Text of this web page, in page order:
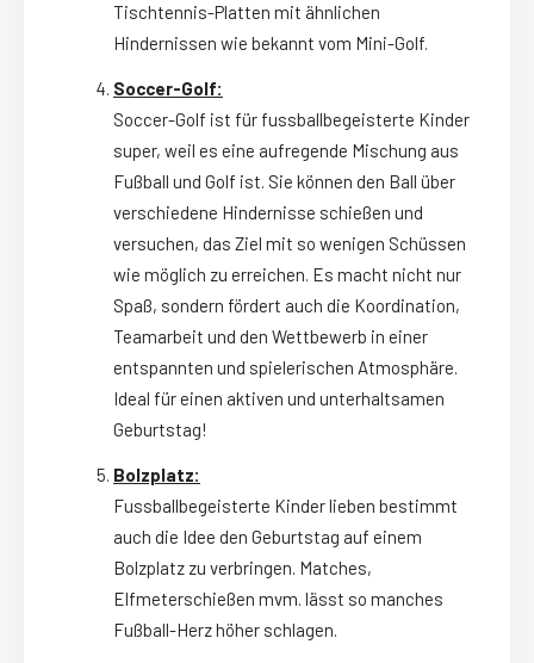
Tischtennis-Platten mit ähnlichen
Hindernissen wie bekannt vom Mini-Golf.
Soccer-Golf:
Soccer-Golf ist für fussballbegeisterte Kinder
super, weil es eine aufregende Mischung aus
Fußball und Golf ist. Sie können den Ball über
verschiedene Hindernisse schießen und
versuchen, das Ziel mit so wenigen Schüssen
wie möglich zu erreichen. Es macht nicht nur
Spaß, sondern fördert auch die Koordination,
Teamarbeit und den Wettbewerb in einer
entspannten und spielerischen Atmosphäre.
Ideal für einen aktiven und unterhaltsamen
Geburtstag!
Bolzplatz:
Fussballbegeisterte Kinder lieben bestimmt
auch die Idee den Geburtstag auf einem
Bolzplatz zu verbringen. Matches,
Elfmeterschießen mvm. lässt so manches
Fußball-Herz höher schlagen.